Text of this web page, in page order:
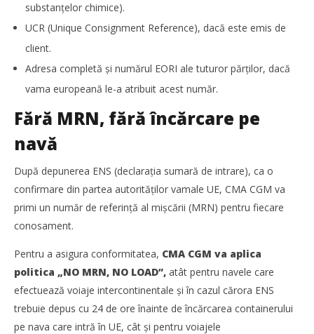
TransLogistica România 2026 reunește industria de
transport și logistică la București între 8-10 septembrie
Mariana
Pătru
Noua conexiune ferry Batumi–Constanța susține
dezvoltarea transportului de marfă în regiunea Mării
Negre
Mariana
substanțelor chimice).
UCR (Unique Consignment Reference), dacă este emis de
client.
Adresa completă și numărul EORI ale tuturor părților, dacă
vama europeană le-a atribuit acest număr.
Fără MRN, fără încărcare pe
navă
După depunerea ENS (declarația sumară de intrare), ca o
confirmare din partea autorităților vamale UE, CMA CGM va
primi un număr de referință al mișcării (MRN) pentru fiecare
conosament.
Pentru a asigura conformitatea, CMA CGM va aplica
politica „NO MRN, NO LOAD”, atât pentru navele care
efectuează voiaje intercontinentale și în cazul cărora ENS
trebuie depus cu 24 de ore înainte de încărcarea containerului
pe nava care intră în UE, cât și pentru voiajele